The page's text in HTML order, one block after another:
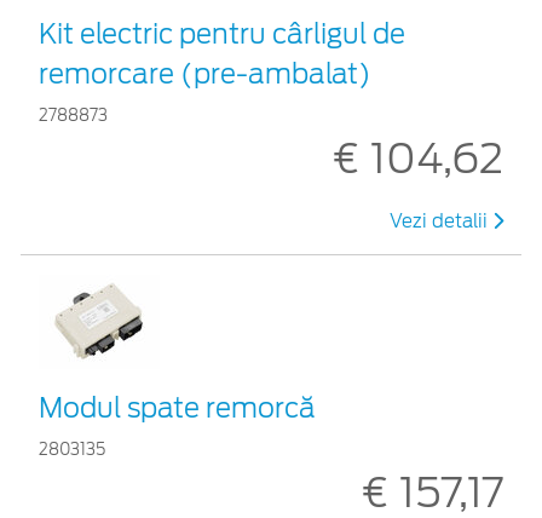
Kit electric pentru cârligul de
remorcare (pre-ambalat)
2788873
€ 104,62
Vezi detalii
Modul spate remorcă
2803135
€ 157,17